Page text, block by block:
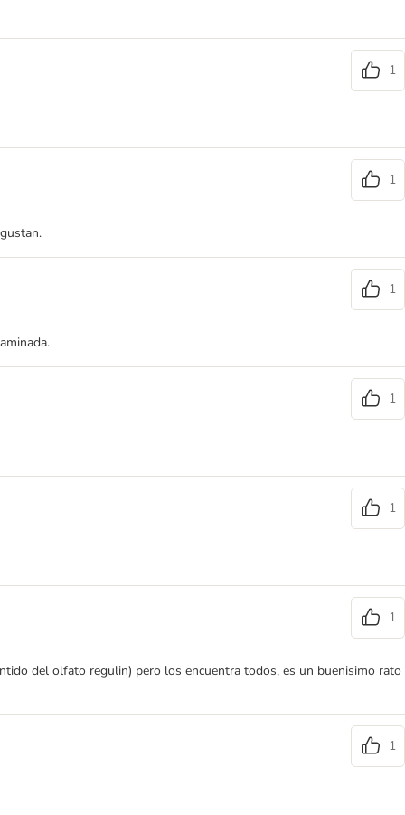
1
1
1
1
1
1
del olfato regulin) pero los encuentra todos, es un buenisimo rato
1